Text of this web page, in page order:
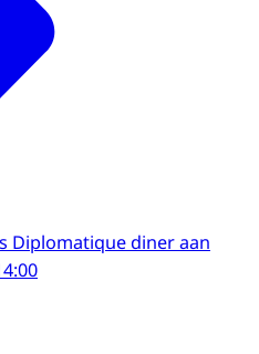
Diplomatique diner aan